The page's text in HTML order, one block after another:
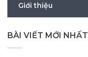
Giới thiệu
BÀI VIẾT MỚI NHẤT